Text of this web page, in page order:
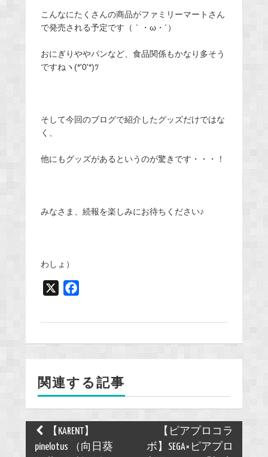
こんなにたくさんの商品がファミリーマートさん
で発売される予定です（｀・ω・´）
おにぎりややパンなど、食品関係もかなり多そう
ですねヽ(*'0'*)ﾂ
そして今回のブログで紹介したグッズだけではな
く、
他にもグッズがあるというのが驚きです・・・！
みなさま、続報を楽しみにお待ちください♪
わしょ）
o
k
関連する記事
Post
navigation
【KARENT】
pinelotus （向日葵
【ピアプロコラ
ボ】SEGA×ピアプロ